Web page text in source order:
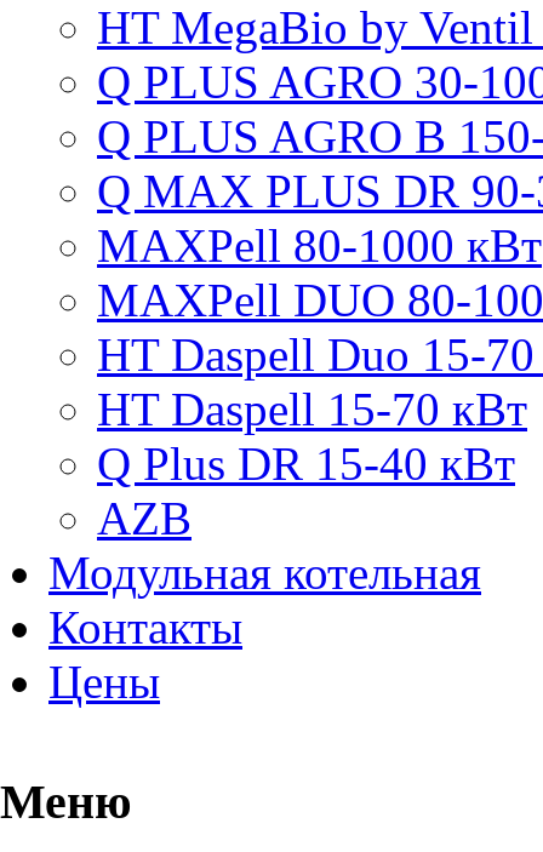
HT MegaBio by
Q PLUS AGRO 30-
Q PLUS AGRO B
Q MAX PLUS DR
MAXPell 80-1000 кВт
MAXPell DUO 80-
HT Daspell Duo 15-
HT Daspell 15-70 кВт
Q Plus DR 15-40 кВт
AZB
Модульная котельная
Контакты
Цены
Меню